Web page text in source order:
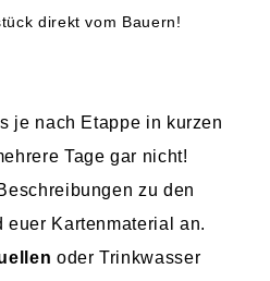
direkt vom Bauern!
je nach Etappe in kurzen
Tage gar nicht!
zu den
Kartenmaterial an.
oder Trinkwasser